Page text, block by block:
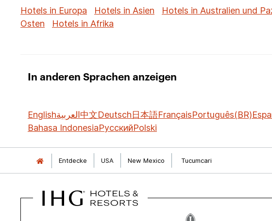
Hotels in Europa
Hotels in Asien Hotels in Australien und
Osten
Hotels in Afrika
In anderen Sprachen anzeigen
Englishالعربية中文Deutsch日本語FrançaisPortuguês(BR)
Bahasa IndonesiaРусскийPolski
Entdecke USA New Mexico Tucumcari